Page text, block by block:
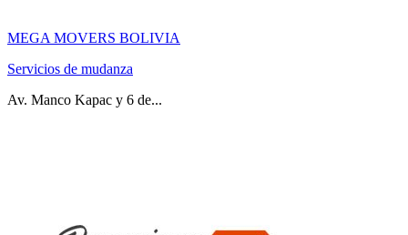
MEGA MOVERS BOLIVIA
Servicios de mudanza
Av. Manco Kapac y 6 de...